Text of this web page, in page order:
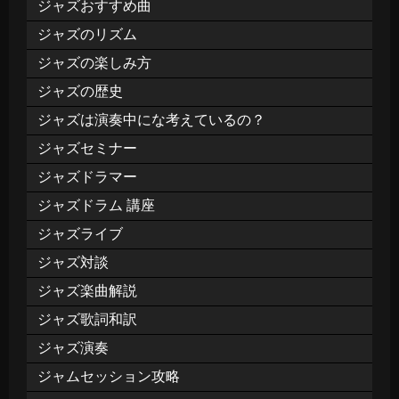
ジャズおすすめ曲
ジャズのリズム
ジャズの楽しみ方
ジャズの歴史
ジャズは演奏中にな考えているの？
ジャズセミナー
ジャズドラマー
ジャズドラム 講座
ジャズライブ
ジャズ対談
ジャズ楽曲解説
ジャズ歌詞和訳
ジャズ演奏
ジャムセッション攻略